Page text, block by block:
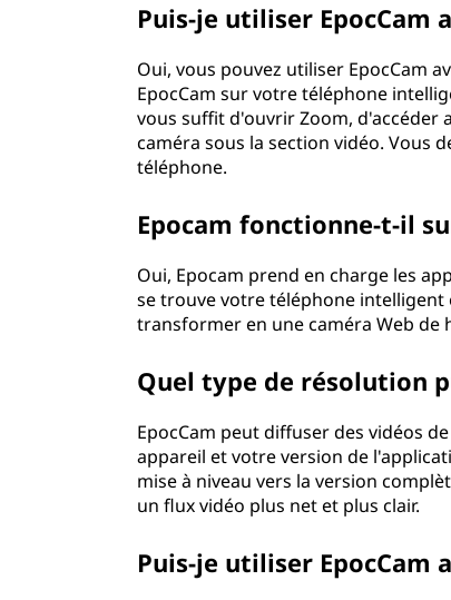
Puis-je utiliser EpocCam
Oui, vous pouvez utiliser EpocCam
EpocCam sur votre téléphone
vous suffit d'ouvrir Zoom, d'accéder
caméra sous la section vidéo. Vous
téléphone.
Epocam fonctionne-t-il
Oui, Epocam prend en charge les
se trouve votre téléphone
transformer en une caméra Web de
Quel type de résolution
EpocCam peut diffuser des vidéos
appareil et votre version de
mise à niveau vers la version
un flux vidéo plus net et plus clair.
Puis-je utiliser EpocCam